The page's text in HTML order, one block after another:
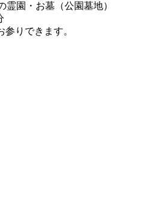
霊園・お墓（公園墓地）
参りできます。